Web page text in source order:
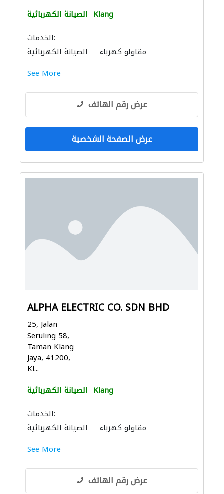
الصيانة الكهربائية Klang
الخدمات:
الصيانة الكهربائية
مقاولو كهرباء
See More
عرض رقم الهاتف
عرض الصفحة الشخصية
ALPHA ELECTRIC CO. SDN BHD
25, Jalan
Seruling 58,
Taman Klang
Jaya, 41200,
Kl...
الصيانة الكهربائية Klang
الخدمات:
الصيانة الكهربائية
مقاولو كهرباء
See More
عرض رقم الهاتف